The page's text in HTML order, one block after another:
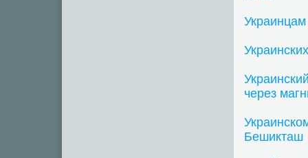
через
Бешикташ